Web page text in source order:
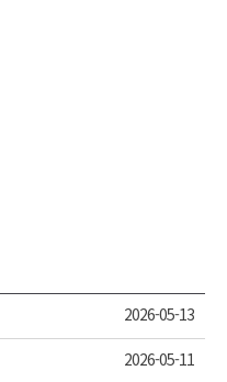
2026-05-13
2026-05-11